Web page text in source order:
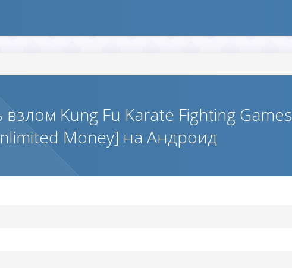
взлом Kung Fu Karate Fighting Games
Money] на Андроид